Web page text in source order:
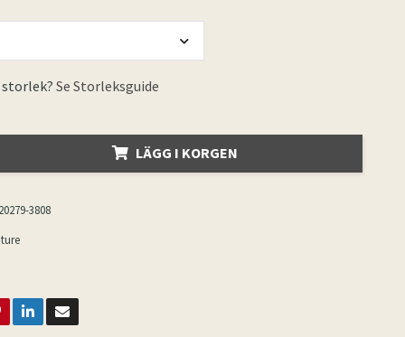
storlek?Se Storleksguide
LÄGG I KORGEN
3808